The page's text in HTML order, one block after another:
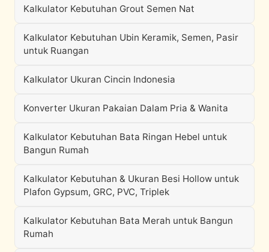
Kalkulator Kebutuhan Grout Semen Nat
Kalkulator Kebutuhan Ubin Keramik, Semen, Pasir
untuk Ruangan
Kalkulator Ukuran Cincin Indonesia
Konverter Ukuran Pakaian Dalam Pria & Wanita
Kalkulator Kebutuhan Bata Ringan Hebel untuk
Bangun Rumah
Kalkulator Kebutuhan & Ukuran Besi Hollow untuk
Plafon Gypsum, GRC, PVC, Triplek
Kalkulator Kebutuhan Bata Merah untuk Bangun
Rumah